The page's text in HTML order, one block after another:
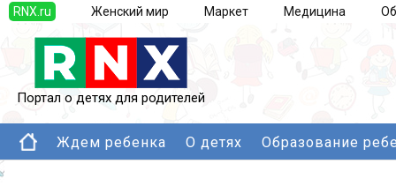
RNX.ru Женский мир Маркет Медицина
Портал о детях для родителей
Ждем ребенка О детях Образование